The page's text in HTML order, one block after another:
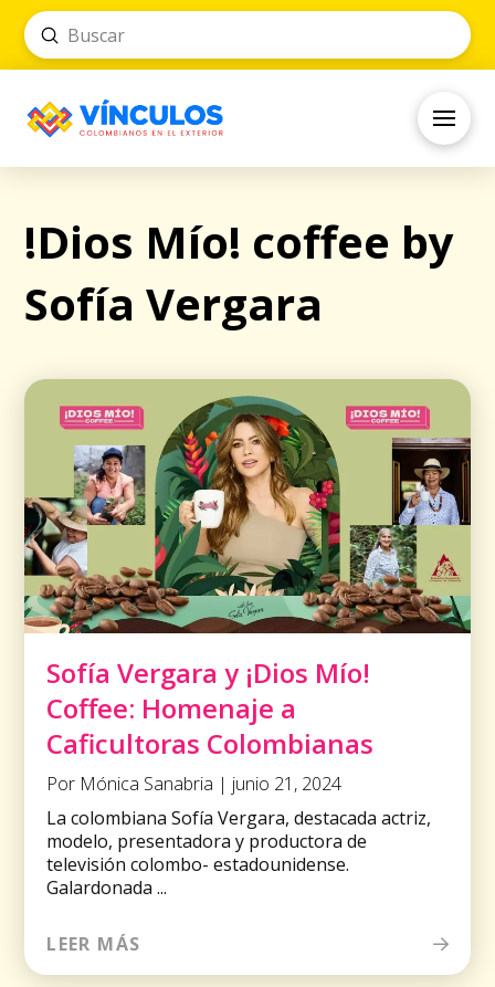
Search
Submit
!Dios Mío! coffee by
Sofía Vergara
Sofía Vergara y ¡Dios Mío!
Coffee: Homenaje a
Caficultoras Colombianas
Por Mónica Sanabria | junio 21, 2024
La colombiana Sofía Vergara, destacada actriz,
modelo, presentadora y productora de
televisión colombo- estadounidense.
Galardonada ...
LEER MÁS